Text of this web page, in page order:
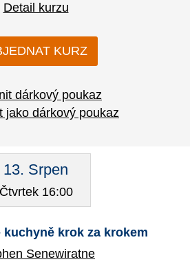
Detail kurzu
KURZ
dárkový poukaz
jako dárkový poukaz
13. Srpen
Čtvrtek 16:00
krok za krokem
Senewiratne